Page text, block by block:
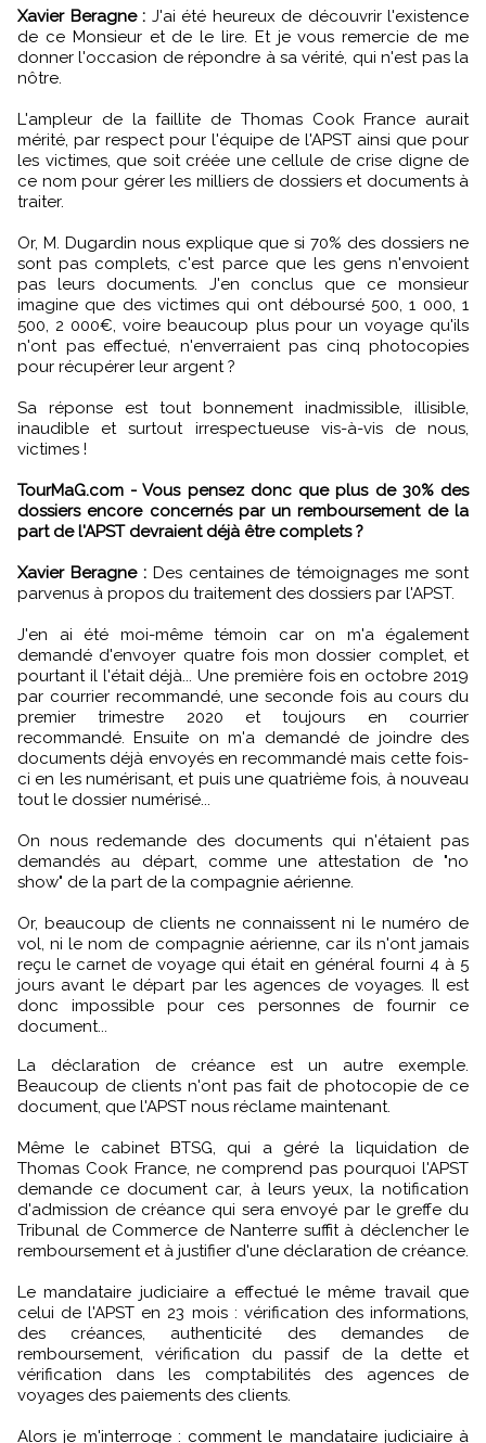
Xavier Beragne : J'ai été heureux de découvrir l'existence
de ce Monsieur et de le lire. Et je vous remercie de me
donner l'occasion de répondre à sa vérité, qui n'est pas la
nôtre.
L'ampleur de la faillite de Thomas Cook France aurait
mérité, par respect pour l'équipe de l'APST ainsi que pour
les victimes, que soit créée une cellule de crise digne de
ce nom pour gérer les milliers de dossiers et documents à
traiter.
Or, M. Dugardin nous explique que si 70% des dossiers ne
sont pas complets, c'est parce que les gens n'envoient
pas leurs documents. J'en conclus que ce monsieur
imagine que des victimes qui ont déboursé 500, 1 000, 1
500, 2 000€, voire beaucoup plus pour un voyage qu'ils
n'ont pas effectué, n'enverraient pas cinq photocopies
pour récupérer leur argent ?
Sa réponse est tout bonnement inadmissible, illisible,
inaudible et surtout irrespectueuse vis-à-vis de nous,
victimes !
TourMaG.com - Vous pensez donc que plus de 30% des
dossiers encore concernés par un remboursement de la
part de l'APST devraient déjà être complets ?
Xavier Beragne :Des centaines de témoignages me sont
parvenus à propos du traitement des dossiers par l'APST.
J'en ai été moi-même témoin car on m'a également
demandé d'envoyer quatre fois mon dossier complet, et
pourtant il l'était déjà... Une première fois en octobre 2019
par courrier recommandé, une seconde fois au cours du
premier trimestre 2020 et toujours en courrier
recommandé. Ensuite on m'a demandé de joindre des
documents déjà envoyés en recommandé mais cette fois-
ci en les numérisant, et puis une quatrième fois, à nouveau
tout le dossier numérisé...
On nous redemande des documents qui n'étaient pas
demandés au départ, comme une attestation de "no
show" de la part de la compagnie aérienne.
Or, beaucoup de clients ne connaissent ni le numéro de
vol, ni le nom de compagnie aérienne, car ils n'ont jamais
reçu le carnet de voyage qui était en général fourni 4 à 5
jours avant le départ par les agences de voyages. Il est
donc impossible pour ces personnes de fournir ce
document...
La déclaration de créance est un autre exemple.
Beaucoup de clients n'ont pas fait de photocopie de ce
document, que l'APST nous réclame maintenant.
Même le cabinet BTSG, qui a géré la liquidation de
Thomas Cook France, ne comprend pas pourquoi l'APST
demande ce document car, à leurs yeux, la notification
d'admission de créance qui sera envoyé par le greffe du
Tribunal de Commerce de Nanterre suffit à déclencher le
remboursement et à justifier d'une déclaration de créance.
Le mandataire judiciaire a effectué le même travail que
celui de l'APST en 23 mois : vérification des informations,
des créances, authenticité des demandes de
remboursement, vérification du passif de la dette et
vérification dans les comptabilités des agences de
voyages des paiements des clients.
Alors je m'interroge : comment le mandataire judiciaire à